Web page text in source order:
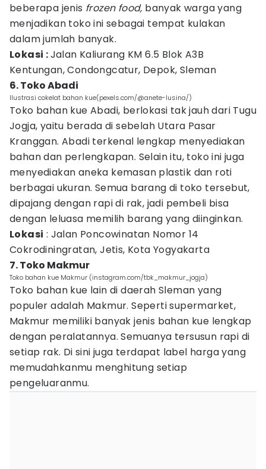
beberapa jenis frozen food, banyak warga yang
menjadikan toko ini sebagai tempat kulakan
dalam jumlah banyak.
Lokasi :Jalan Kaliurang KM 6.5 Blok A3B
Kentungan, Condongcatur, Depok, Sleman
6. Toko Abadi
Ilustrasi cokelat bahan kue(pexels.com/@anete-lusina/)
Toko bahan kue Abadi, berlokasi tak jauh dari Tugu
Jogja, yaitu berada di sebelah Utara Pasar
Kranggan. Abadi terkenal lengkap menyediakan
bahan dan perlengkapan. Selain itu, toko ini juga
menyediakan aneka kemasan plastik dan roti
berbagai ukuran. Semua barang di toko tersebut,
dipajang dengan rapi di rak, jadi pembeli bisa
dengan leluasa memilih barang yang diinginkan.
Lokasi : Jalan Poncowinatan Nomor 14
Cokrodiningratan, Jetis, Kota Yogyakarta
7. Toko Makmur
Toko bahan kue Makmur (instagram.com/tbk_makmur_jogja)
Toko bahan kue lain di daerah Sleman yang
populer adalah Makmur. Seperti supermarket,
Makmur memiliki banyak jenis bahan kue lengkap
dengan peralatannya. Semuanya tersusun rapi di
setiap rak. Di sini juga terdapat label harga yang
memudahkanmu menghitung setiap
pengeluaranmu.